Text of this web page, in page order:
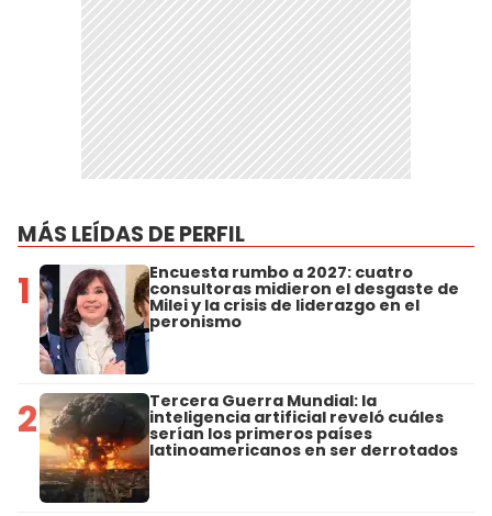
MÁS LEÍDAS DE PERFIL
1 Encuesta rumbo a 2027: cuatro
consultoras midieron el desgaste de
Milei y la crisis de liderazgo en el
peronismo
2 Tercera Guerra Mundial: la
inteligencia artificial reveló cuáles
serían los primeros países
latinoamericanos en ser derrotados